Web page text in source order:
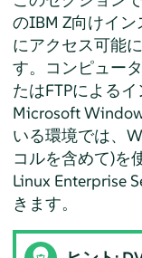
のIBM Z向けイ
にアクセス可能
す。コンピュー
たはFTPによる
Microsoft
いる環境では、
コルを含めて)を
Linux Enterprise
きます。